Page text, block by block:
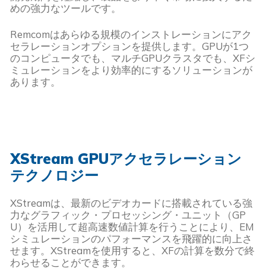
めの強力なツールです。
Remcomはあらゆる規模のインストレーションにアク
セラレーションオプションを提供します。GPUが1つ
のコンピュータでも、マルチGPUクラスタでも、XFシ
ミュレーションをより効率的にするソリューションが
あります。
XStream GPUアクセラレーション
テクノロジー
XStreamは、最新のビデオカードに搭載されている強
力なグラフィック・プロセッシング・ユニット（GP
U）を活用して超高速数値計算を行うことにより、EM
シミュレーションのパフォーマンスを飛躍的に向上さ
せます。XStreamを使用すると、XFの計算を数分で終
わらせることができます。